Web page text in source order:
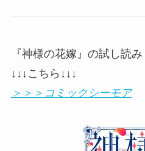
『神様の花嫁』の試し読み
↓↓↓こちら↓↓↓
＞＞＞コミックシーモア